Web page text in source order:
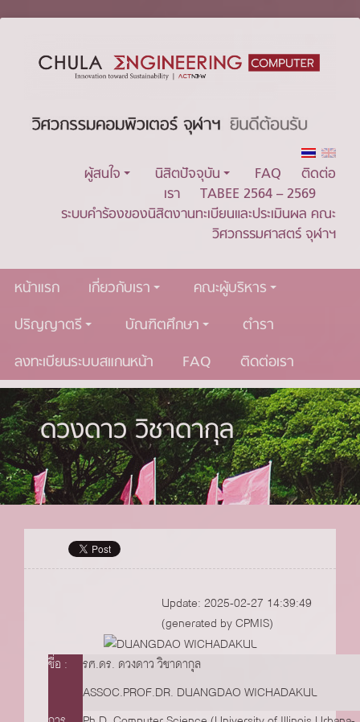
ผู้สนใจ นิสิตปัจจุบัน FAQ
ติดต่อ
เรา
TABEE 2564 – 2569
ระบบคำร้องของนิสิตงานทะเบียนและประเมินผล คณะ
วิศวกรรมศาสตร์ จุฬาฯ
หน้าแรก เกี่ยวกับเรา
คณะผู้บริหาร
ปริญญาตรี
บัณฑิตศึกษา
ตำรา
ลงทะเบียนระบบสแกนหน้า
FAQ ติดต่อเรา
ดวงดาว วิชาดากุล
Update: 2025-02-27 14:39:49
(generated by CPMIS)
ชื่อ
รศ.ดร. ดวงดาว วิชาดากุล
ASSOC.PROF.DR. DUANGDAO WICHADAKUL